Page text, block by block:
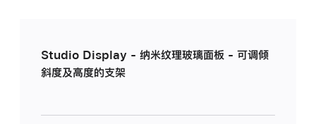
Studio Display - 纳米纹理玻璃面板 - 可调倾
斜度及高度的支架